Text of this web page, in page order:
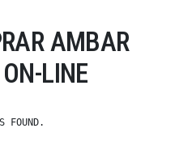
AMBAR
LINE
FOUND.